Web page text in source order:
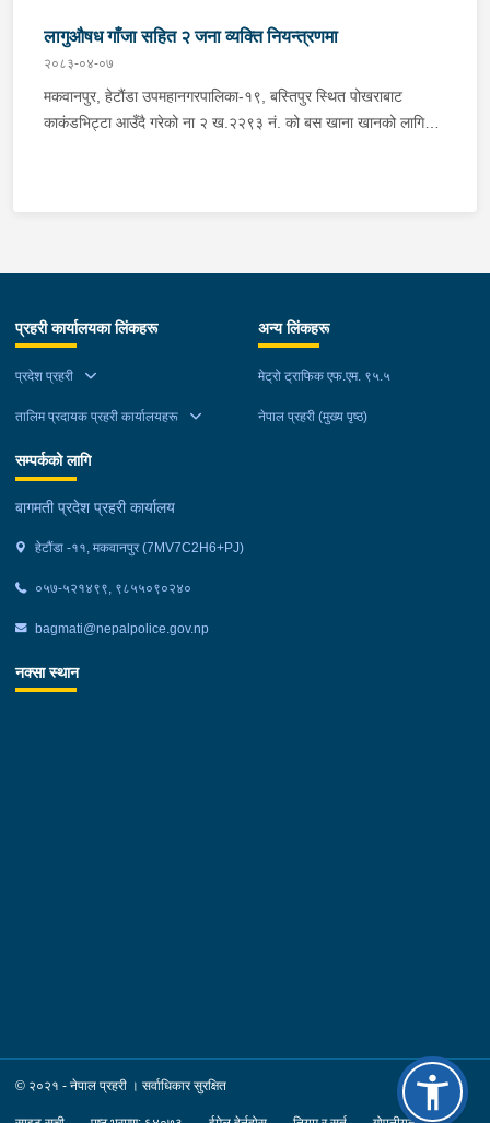
सहित थप अनुसन्धान कार्य भइरहेको ।
लागुऔषध गाँजा सहित २ जना व्यक्ति नियन्त्रणमा
२०८३-०४-०७
मकवानपुर, हेटौंडा उपमहानगरपालिका-१९, बस्तिपुर स्थित पोखराबाट
काकंडभिट्टा आउँदै गरेको ना २ ख.२२९३ नं. को बस खाना खानको लागि
लागुऔषध गाँजा २६ किलोग्राम २० ग्राम फेला परेको । लागुऔषध सहित
समिर मोक्तान र सोहि हेटौंडा उपमहानगरपालिका-१९, बस्तिपुर बस्ने वर्ष
भईरहेको छ ।
प्रहरी कार्यालयका लिंकहरू
प्रदेश प्रहरी
तालिम प्रदायक प्रहरी कार्यालयहरू
अन्य लिंकहरू
मेट्रो ट्राफिक एफ.एम. ९५.५
नेपाल प्रहरी (मुख्य पृष्ठ)
सम्पर्कको लागि
बागमती प्रदेश प्रहरी कार्यालय
हेटौंडा -११, मकवानपुर (7MV7C2H6+PJ)
०५७-५२१४९९, ९८५५०९०२४०
bagmati@nepalpolice.gov.np
नक्सा स्थान
© २०२१ - नेपाल प्रहरी । सर्वाधिकार सुरक्षित